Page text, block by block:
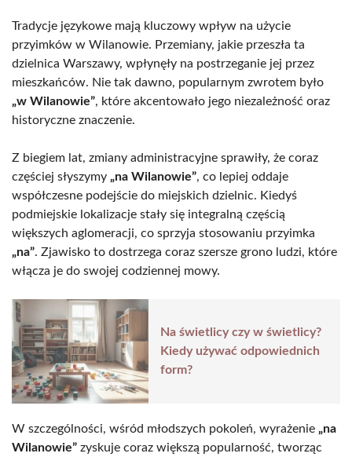
Tradycje językowe mają kluczowy wpływ na użycie
przyimków w Wilanowie. Przemiany, jakie przeszła ta
dzielnica Warszawy, wpłynęły na postrzeganie jej przez
mieszkańców. Nie tak dawno, popularnym zwrotem było
„w Wilanowie”, które akcentowało jego niezależność oraz
historyczne znaczenie.
Z biegiem lat, zmiany administracyjne sprawiły, że coraz
częściej słyszymy „na Wilanowie”, co lepiej oddaje
współczesne podejście do miejskich dzielnic. Kiedyś
podmiejskie lokalizacje stały się integralną częścią
większych aglomeracji, co sprzyja stosowaniu przyimka
„na”. Zjawisko to dostrzega coraz szersze grono ludzi, które
włącza je do swojej codziennej mowy.
Na świetlicy czy w świetlicy?
Kiedy używać odpowiednich
form?
W szczególności, wśród młodszych pokoleń, wyrażenie „na
Wilanowie” zyskuje coraz większą popularność, tworząc